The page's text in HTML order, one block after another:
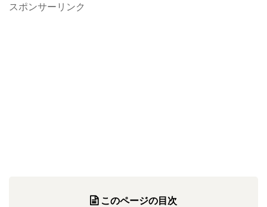
スポンサーリンク
このページの目次